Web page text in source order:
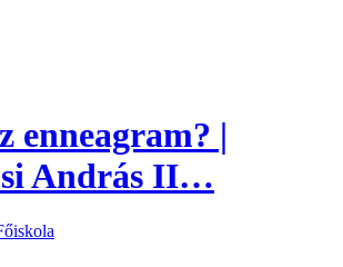
től
enneagram? |
András II…